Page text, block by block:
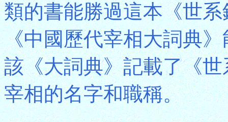
類的書能勝過這本《世
《中國歷代宰相大詞典
該《大詞典》記載了《
宰相的名字和職稱。